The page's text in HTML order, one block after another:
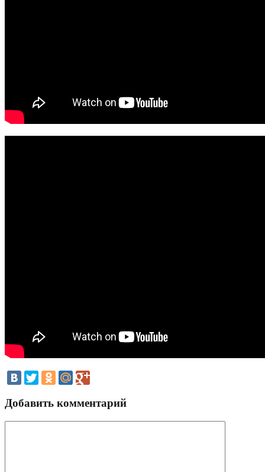
Добавить комментарий